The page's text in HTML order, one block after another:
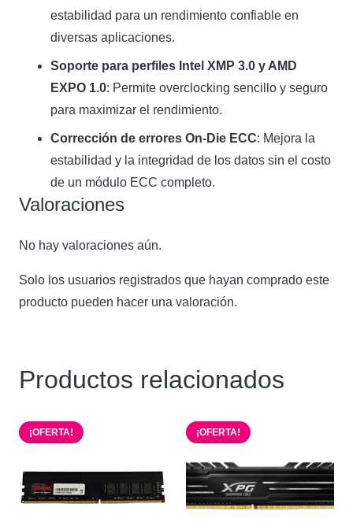
estabilidad para un rendimiento confiable en
diversas aplicaciones.
Soporte para perfiles Intel XMP 3.0 y AMD
EXPO 1.0: Permite overclocking sencillo y seguro
para maximizar el rendimiento.
Corrección de errores On-Die ECC: Mejora la
estabilidad y la integridad de los datos sin el costo
de un módulo ECC completo.
Valoraciones
No hay valoraciones aún.
Solo los usuarios registrados que hayan comprado este
producto pueden hacer una valoración.
Productos relacionados
¡OFERTA! ¡OFERTA!